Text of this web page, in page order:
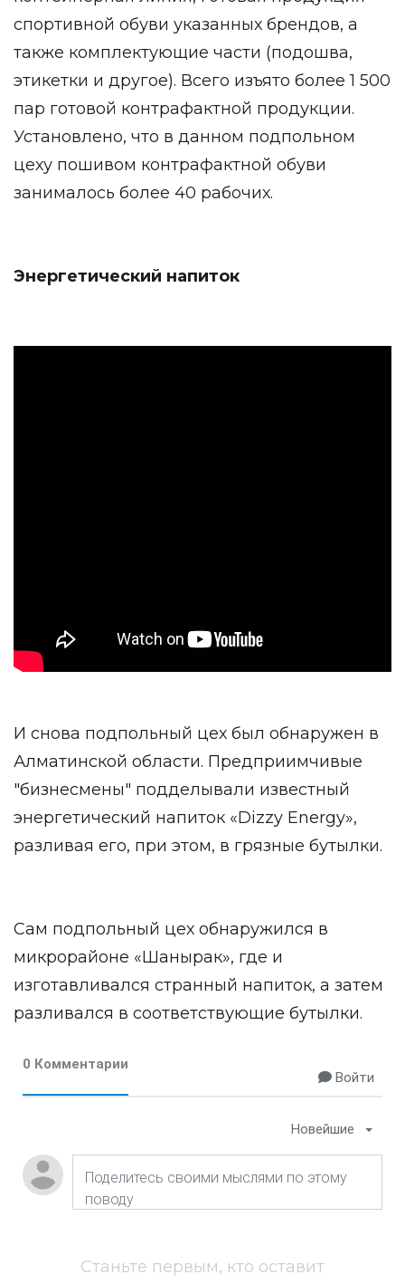
спортивной обуви указанных брендов, а
также комплектующие части (подошва,
этикетки и другое). Всего изъято более 1 500
пар готовой контрафактной продукции.
Установлено, что в данном подпольном
цеху пошивом контрафактной обуви
занималось более 40 рабочих.
Энергетический напиток
И снова подпольный цех был обнаружен в
Алматинской области. Предприимчивые
"бизнесмены" подделывали известный
энергетический напиток «Dizzy Energy»,
разливая его, при этом, в грязные бутылки.
Сам подпольный цех обнаружился в
микрорайоне «Шанырак», где и
изготавливался странный напиток, а затем
разливался в соответствующие бутылки.
0 Комментарии
Войти
Новейшие
Станьте первым, кто оставит